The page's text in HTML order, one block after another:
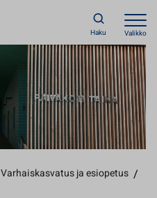
Haku Valikko
Varhaiskasvatus ja esiopetus /